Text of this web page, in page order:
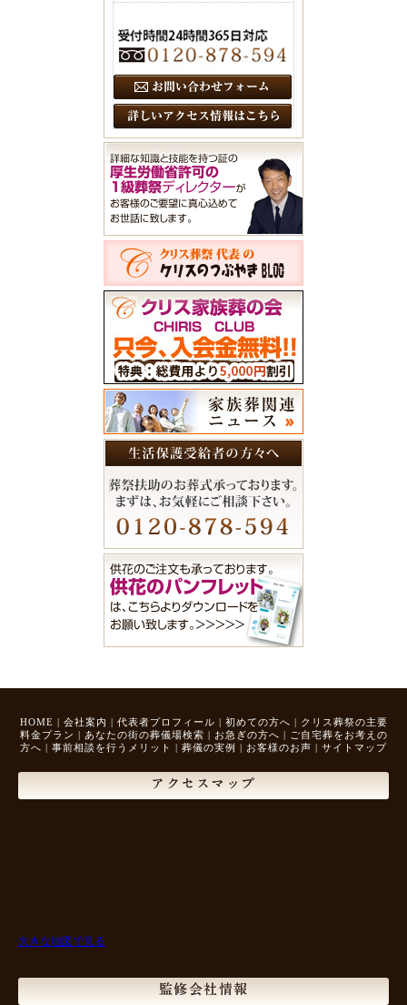
HOME | 会社案内 | 代表者プロフィール | 初めての方へ | クリス葬祭の主要
料金プラン | あなたの街の葬儀場検索 | お急ぎの方へ | ご自宅葬をお考えの
方へ | 事前相談を行うメリット | 葬儀の実例 | お客様のお声 | サイトマップ
アクセスマップ
大きな地図で見る
監修会社情報